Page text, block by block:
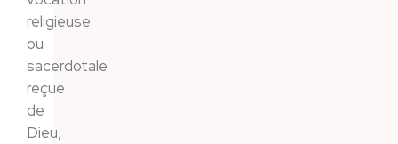
religieuse
ou
sacerdotale
reçue
de
Dieu,